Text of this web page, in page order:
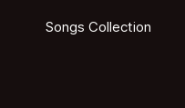
Songs Collection